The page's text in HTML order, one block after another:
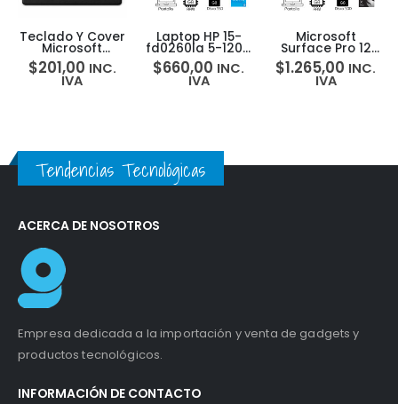
Teclado Y Cover
Microsoft
Surface Pro
Keyboard Cover
Copilot +Pen
$201,00 INC.
IVA
Laptop HP 15-
fd0260la 5-120U
16GB RAM 512GB
SSD 15.6HD
$660,00 INC.
IVA
Microsoft
Surface Pro 12
Copilot+ 12″
Snapdragon X
Plus 16GB 512GB
$1.265,00 INC.
IVA
Tendencias Tecnológicas
ACERCA DE NOSOTROS
Empresa dedicada a la importación y venta de gadgets y
productos tecnológicos.
INFORMACIÓN DE CONTACTO